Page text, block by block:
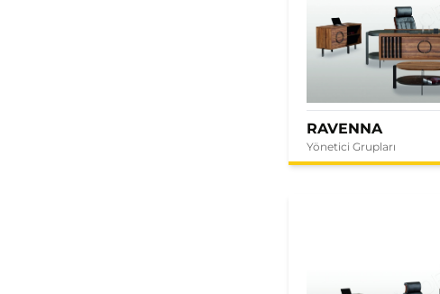
RAVENNA
Yönetici Grupları